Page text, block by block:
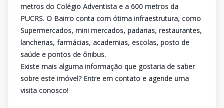
metros do Colégio Adventista e a 600 metros da
PUCRS. O Bairro conta com ótima infraestrutura, como
Supermercados, mini mercados, padarias, restaurantes,
lancherias, farmácias, academias, escolas, posto de
saúde e pontos de ônibus.
Existe mais alguma informação que gostaria de saber
sobre este imóvel? Entre em contato e agende uma
visita conosco!